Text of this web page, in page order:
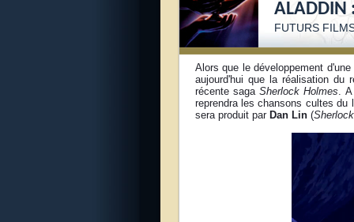
ALADDIN
FUTURS
Alors que le développement d'une
aujourd'hui que la réalisation
récente sagaSherlock Holmes.
reprendra les chansons cultes
sera produit par Dan Lin(